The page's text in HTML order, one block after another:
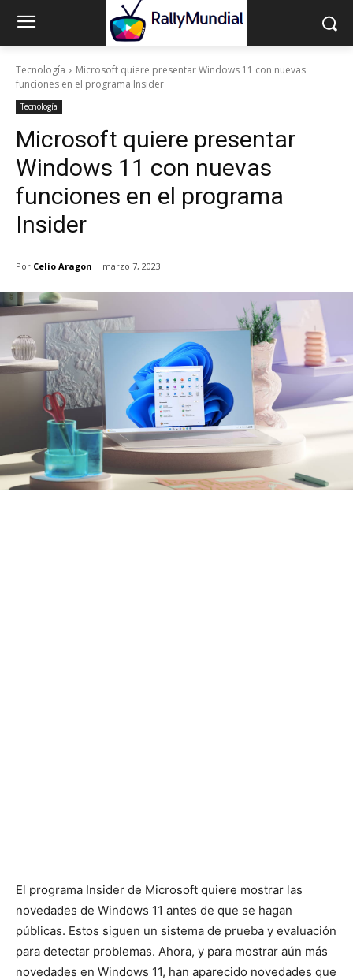
Tecnología
Microsoft quiere presentar Windows 11 con nuevas
funciones en el programa Insider
Tecnología
Microsoft quiere presentar
Windows 11 con nuevas
funciones en el programa
Insider
Por Celio Aragon marzo 7, 2023
El programa Insider de Microsoft quiere mostrar las
novedades de Windows 11 antes de que se hagan
públicas. Estos siguen un sistema de prueba y evaluación
para detectar problemas. Ahora, y para mostrar aún más
novedades en Windows 11, han aparecido novedades que